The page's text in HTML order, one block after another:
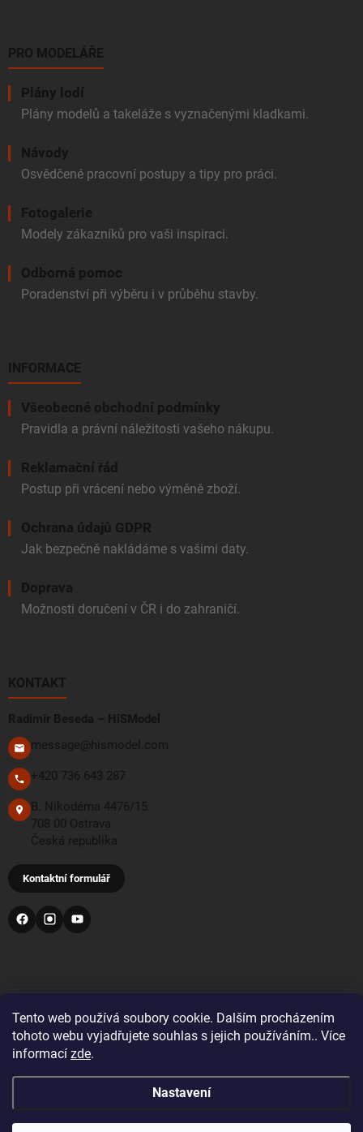
Tento web používá soubory cookie. Dalším procházením
tohoto webu vyjadřujete souhlas s jejich používáním.. Více
informací zde.
Nastavení
Pro objednávky z Velké Británie a Švýcarska se prosím
doručení. Zobrazí se vám tak správné DDP ceny včetně
PRO MODELÁŘE
Plány lodí
Plány modelů a takeláže s vyznačenými kladkami.
Návody
Osvědčené pracovní postupy a tipy pro práci.
Fotogalerie
Modely zákazníků pro vaši inspiraci.
Odborná pomoc
Poradenství při výběru i v průběhu stavby.
INFORMACE
Všeobecné obchodní podmínky
Pravidla a právní náležitosti vašeho nákupu.
Reklamační řád
Postup při vrácení nebo výměně zboží.
Ochrana údajů GDPR
Jak bezpečně nakládáme s vašimi daty.
Doprava
Možnosti doručení v ČR i do zahraničí.
KONTAKT
Radimír Beseda – HiSModel
message@hismodel.com
+420 736 643 287
B. Nikodéma 4476/15
708 00 Ostrava
Česká republika
Kontaktní formulář
PŘIJÍMÁME TYTO PLATEBNÍ METODY